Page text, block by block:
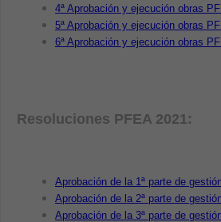
4ª Aprobación y ejecución obras
5ª Aprobación y ejecución obras
6ª Aprobación y ejecución obras
Resoluciones PFEA 2021:
Aprobación de la 1ª parte de
Aprobación de la 2ª parte de
Aprobación de la 3ª parte de